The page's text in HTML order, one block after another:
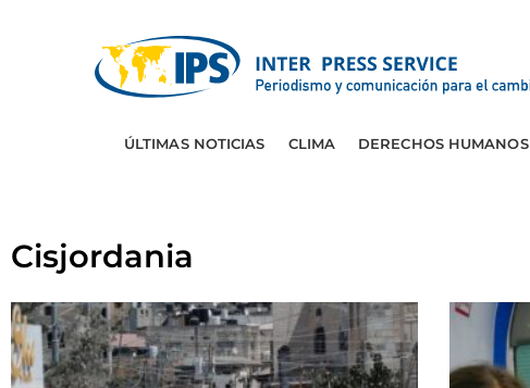
ÚLTIMAS NOTICIAS CLIMA DERECHOS HUMANOS
Cisjordania